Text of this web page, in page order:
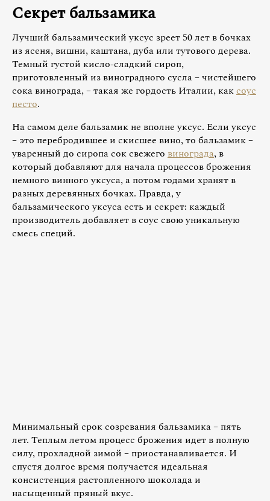
Секрет бальзамика
Лучший бальзамический уксус зреет 50 лет в бочках
из ясеня, вишни, каштана, дуба или тутового дерева.
Темный густой кисло-сладкий сироп,
приготовленный из виноградного сусла – чистейшего
сока винограда, – такая же гордость Италии, каксоус
песто.
На самом деле бальзамик не вполне уксус. Если уксус
– это перебродившее и скисшее вино, то бальзамик –
уваренный до сиропа сок свежего винограда, в
который добавляют для начала процессов брожения
немного винного уксуса, а потом годами хранят в
разных деревянных бочках. Правда, у
бальзамического уксуса есть и секрет: каждый
производитель добавляет в соус свою уникальную
смесь специй.
Минимальный срок созревания бальзамика – пять
лет. Теплым летом процесс брожения идет в полную
силу, прохладной зимой – приостанавливается. И
спустя долгое время получается идеальная
консистенция растопленного шоколада и
насыщенный пряный вкус.